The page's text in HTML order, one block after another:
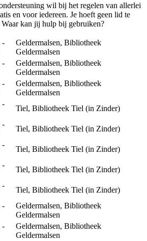
wil bij het regelen van allerlei
en voor iedereen. Je hoeft geen lid te
kan jij hulp bij gebruiken?
-
Geldermalsen, Bibliotheek
Geldermalsen
-
Geldermalsen, Bibliotheek
Geldermalsen
-
Geldermalsen, Bibliotheek
Geldermalsen
-
Tiel, Bibliotheek Tiel (in Zinder)
-
Tiel, Bibliotheek Tiel (in Zinder)
-
Tiel, Bibliotheek Tiel (in Zinder)
-
Tiel, Bibliotheek Tiel (in Zinder)
-
Tiel, Bibliotheek Tiel (in Zinder)
-
Geldermalsen, Bibliotheek
Geldermalsen
-
Geldermalsen, Bibliotheek
Geldermalsen